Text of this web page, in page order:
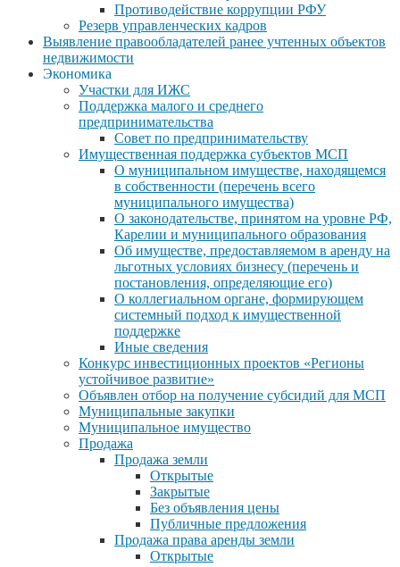
Противодействие коррупции РФУ
Резерв управленческих кадров
Выявление правообладателей ранее учтенных объектов
недвижимости
Экономика
Участки для ИЖС
Поддержка малого и среднего
предпринимательства
Совет по предпринимательству
Имущественная поддержка субъектов МСП
О муниципальном имуществе, находящемся
в собственности (перечень всего
муниципального имущества)
О законодательстве, принятом на уровне РФ,
Карелии и муниципального образования
Об имуществе, предоставляемом в аренду на
льготных условиях бизнесу (перечень и
постановления, определяющие его)
О коллегиальном органе, формирующем
системный подход к имущественной
поддержке
Иные сведения
Конкурс инвестиционных проектов «Регионы
устойчивое развитие»
Объявлен отбор на получение субсидий для МСП
Муниципальные закупки
Муниципальное имущество
Продажа
Продажа земли
Открытые
Закрытые
Без объявления цены
Публичные предложения
Продажа права аренды земли
Открытые